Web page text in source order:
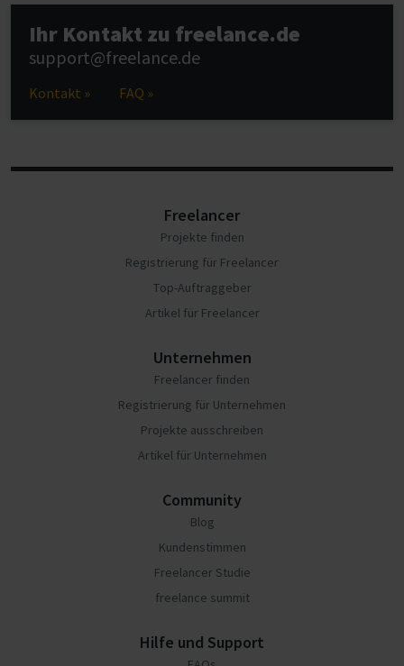
Ihr Kontakt zu freelance.de
support@freelance.de
Kontakt » FAQ »
Freelancer
Projekte finden
Registrierung für Freelancer
Top-Auftraggeber
Artikel für Freelancer
Unternehmen
Freelancer finden
Registrierung für Unternehmen
Projekte ausschreiben
Artikel für Unternehmen
Community
Blog
Kundenstimmen
Freelancer Studie
freelance summit
Hilfe und Support